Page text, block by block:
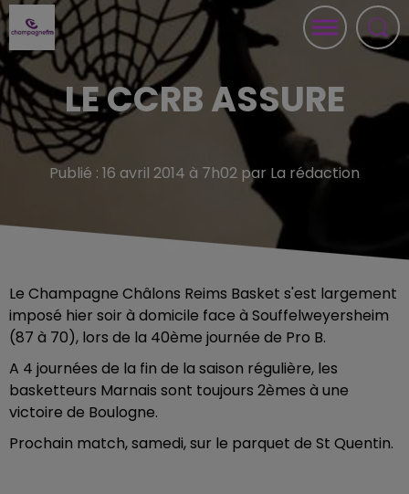
LE CCRB ASSURE
Publié : 16 avril 2014 à 7h02 par La rédaction
Le Champagne Châlons Reims Basket s'est largement
imposé hier soir à domicile face à Souffelweyersheim
(87 à 70), lors de la 40ème journée de Pro B.
A 4 journées de la fin de la saison régulière, les
basketteurs Marnais sont toujours 2èmes à une
victoire de Boulogne.
Prochain match, samedi, sur le parquet de St Quentin.